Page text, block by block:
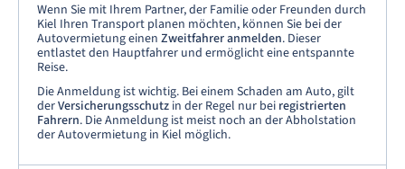
Wenn Sie mit Ihrem Partner, der Familie oder Freunden durch
Kiel Ihren Transport planen möchten, können Sie bei der
Autovermietung einen Zweitfahrer anmelden. Dieser
entlastet den Hauptfahrer und ermöglicht eine entspannte
Reise.
Die Anmeldung ist wichtig. Bei einem Schaden am Auto, gilt
derVersicherungsschutz in der Regel nur bei registrierten
Fahrern. Die Anmeldung ist meist noch an der Abholstation
der Autovermietung in Kiel möglich.